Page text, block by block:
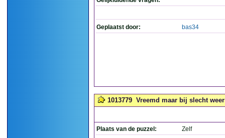
Geplaatst door: bas34
1013779 Vreemd maar bij slecht
Plaats van de puzzel:
Zelf